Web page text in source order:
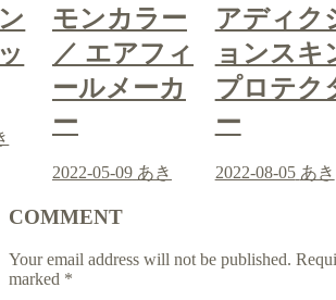
アディクシ
ョンスキン
プロテクタ
ー
2022-08-05 あき
テクショ
トーンア
プローズ
2022-06-27
COMMENT
Your email address will not be published.
marked *